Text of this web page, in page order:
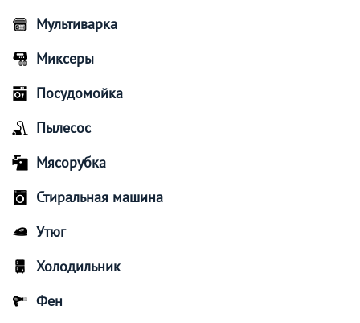
Мультиварка
Миксеры
Посудомойка
Пылесос
Мясорубка
Стиральная машина
Утюг
Холодильник
Фен